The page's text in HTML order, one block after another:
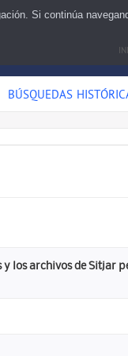
BÚSQUEDAS
los archivos de Sitjar
Si continúa